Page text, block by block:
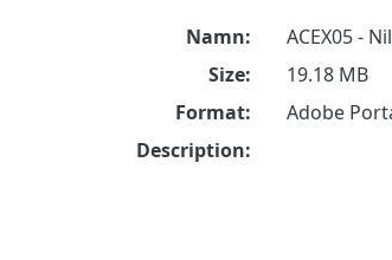
Namn:
ACEX05 -
Size:
19.18 MB
Format:
Adobe
Description: